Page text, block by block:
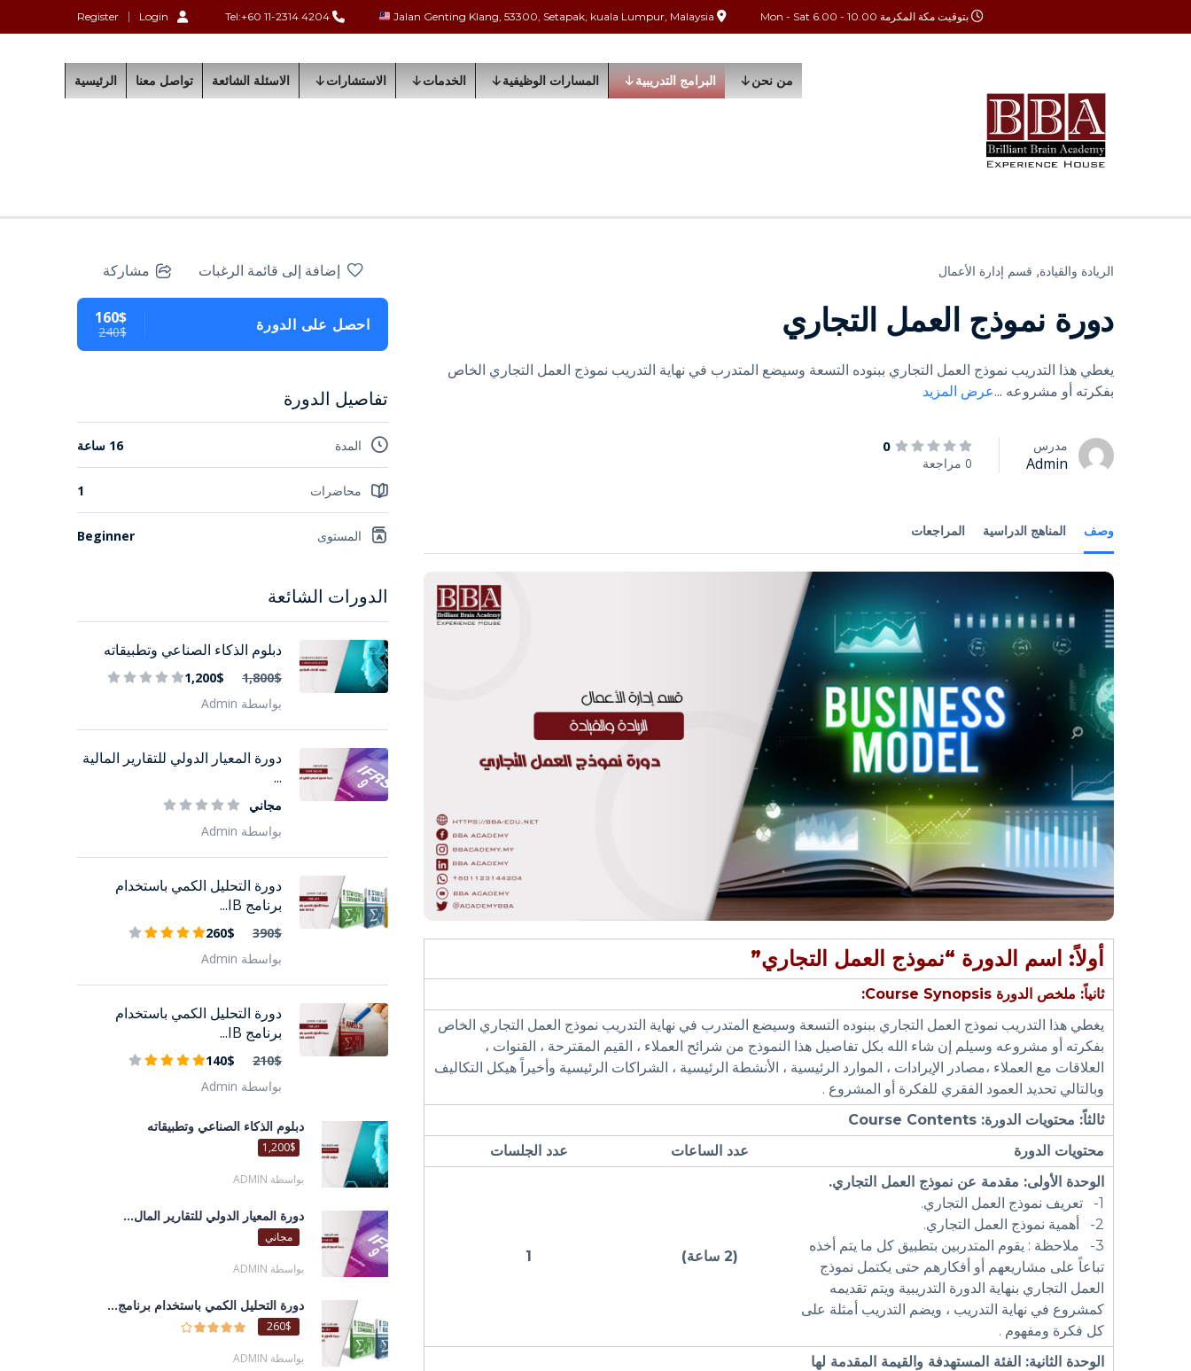
Login
Register بتوقيت مكة المكرمة Mon - Sat 6.00 - 10.00
من نحن الرئيسية البرامج التدريبية المسارات الوظيفية الخدمات الاستشارات الاسئلة الشائعة تواصل معنا
الريادة والقيادة⸲ قسم إدارة الأعمال
دورة نموذج العمل التجاري
يغطي هذا التدريب نموذج العمل التجاري ببنوده التسعة وسيضع المتدرب في نهاية التدريب نموذج العمل التجاري الخاص
بفكرته أو مشروعه ...عرض المزيد
مدرس
Admin
0
0 مراجعة
وصف المناهج الدراسية المراجعات
أولاً: اسم الدورة “نموذج العمل التجاري”
ثانياً: ملخص الدورة Course Synopsis:
يغطي هذا التدريب نموذج العمل التجاري ببنوده التسعة وسيضع المتدرب في نهاية التدريب نموذج العمل التجاري الخاص
بفكرته أو مشروعه وسيلم إن شاء الله بكل تفاصيل هذا النموذج من شرائح العملاء ، القيم المقترحة ، القنوات ،
العلاقات مع العملاء ،مصادر الإيرادات ، الموارد الرئيسية ، الأنشطة الرئيسية ، الشراكات الرئيسية وأخيراً هيكل التكاليف
وبالتالي تحديد العمود الفقري للفكرة أو المشروع .
ثالثاً: محتويات الدورة:
Course Contents
محتويات الدورة
عدد الساعات
عدد الجلسات
الوحدة الأولى: مقدمة عن نموذج العمل التجاري.
1- تعريف نموذج العمل التجاري.
2- أهمية نموذج العمل التجاري.
3- ملاحظة : يقوم المتدربين بتطبيق كل ما يتم أخذه
تباعاً على مشاريعهم أو أفكارهم حتى يكتمل نموذج
العمل التجاري بنهاية الدورة التدريبية ويتم تقديمه
كمشروع في نهاية التدريب ، ويضم التدريب أمثلة على
كل فكرة ومفهوم .
(2 ساعة) 1
الوحدة الثانية: الفئة المستهدفة والقيمة المقدمة لها
إضافة إلى قائمة الرغبات مشاركة
احصل على الدورة 160$
240$
تفاصيل الدورة
المدة 16 ساعة
محاضرات 1
المستوى Beginner
الدورات الشائعة
دبلوم الذكاء الصناعي وتطبيقاته
1,800$
1,200$
بواسطة Admin
دورة المعيار الدولي للتقارير المالية
...
مجاني
بواسطة Admin
دورة التحليل الكمي باستخدام
برنامج IB...
390$
260$
بواسطة Admin
دورة التحليل الكمي باستخدام
برنامج IB...
210$
140$
بواسطة Admin
دبلوم الذكاء الصناعي وتطبيقاته
1,200$
بواسطة ADMIN
دورة المعيار الدولي للتقارير المال...
مجاني
بواسطة ADMIN
دورة التحليل الكمي باستخدام برنامج...
260$
بواسطة ADMIN